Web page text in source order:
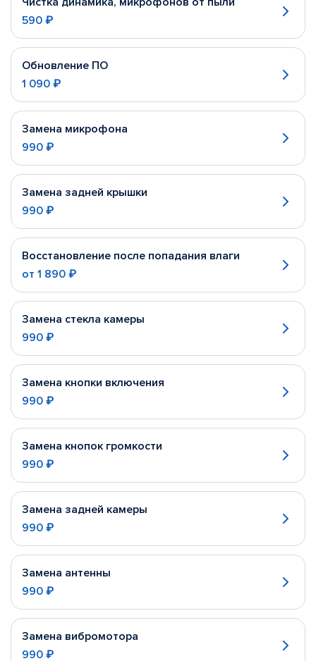
590 ₽
Обновление ПО
1 090 ₽
Замена микрофона
990 ₽
Замена задней крышки
990 ₽
Восстановление после попадания влаги
от 1 890 ₽
Замена стекла камеры
990 ₽
Замена кнопки включения
990 ₽
Замена кнопок громкости
990 ₽
Замена задней камеры
990 ₽
Замена антенны
990 ₽
Замена вибромотора
990 ₽